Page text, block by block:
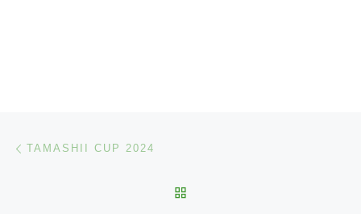
Post navigation
TAMASHII CUP 2024